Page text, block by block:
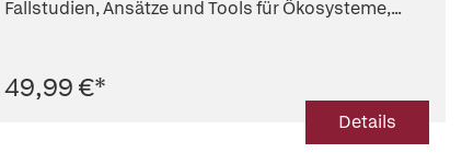
Fallstudien, Ansätze und Tools für Ökosysteme,...
49,99 €*
Details